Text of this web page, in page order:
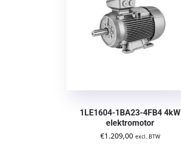
1LE1604-1BA23-4FB4 4kW
elektromotor
€1.209,00 excl. BTW